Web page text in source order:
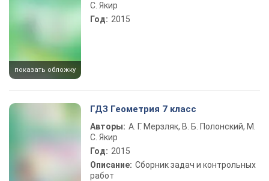
показать обложку
С. Якир
Год: 2015
ГДЗ Геометрия 7 класс
Авторы: А. Г. Мерзляк, В. Б. Полонский, М.
С. Якир
Год: 2015
Описание: Сборник задач и контрольных
работ